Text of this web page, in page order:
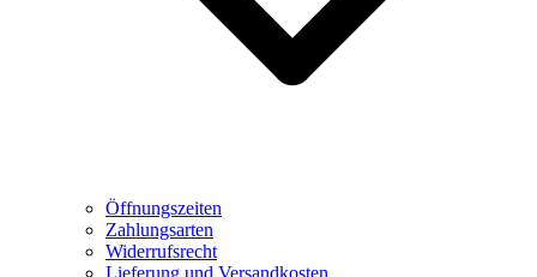
Öffnungszeiten
Zahlungsarten
Widerrufsrecht
Lieferung und Versandkosten